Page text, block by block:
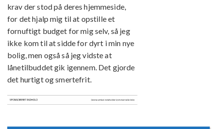
krav der stod på deres hjemmeside,
for det hjalp mig til at opstille et
fornuftigt budget for mig selv, så jeg
ikke kom til at sidde for dyrt i min nye
bolig, men også så jeg vidste at
lånetilbuddet gik igennem. Det gjorde
det hurtigt og smertefrit.